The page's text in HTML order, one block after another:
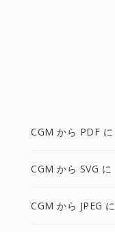
CGM から PDF に
CGM から SVG に
CGM から JPEG に